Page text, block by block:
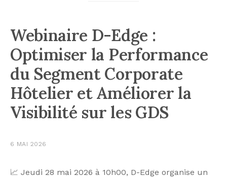
Webinaire D-Edge :
Optimiser la Performance
du Segment Corporate
Hôtelier et Améliorer la
Visibilité sur les GDS
6 MAI 2026
📈 Jeudi 28 mai 2026 à 10h00, D-Edge organise un